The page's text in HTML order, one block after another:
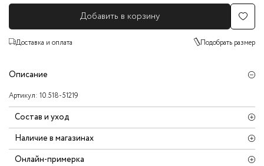
Добавить в корзину
Доставка и оплата Подобрать размер
Описание
Артикул: 10.518-51219
Состав и уход
Наличие в магазинах
Онлайн-примерка